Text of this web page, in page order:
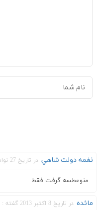
نغمه دولت شاهي در تاریخ 27 نوامبر 2013 گفته :
منوعطسه گرفت فقط
مائده در تاریخ 8 اکتبر 2013 گفته :